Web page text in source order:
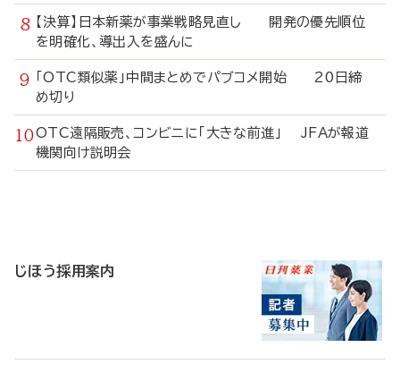
【決算】日本新薬が事業戦略見直し 開発の優先順位
を明確化、導出入を盛んに
「OTC類似薬」中間まとめでパブコメ開始 20日締
め切り
OTC遠隔販売、コンビニに「大きな前進」 JFAが報道
機関向け説明会
じほう採用案内